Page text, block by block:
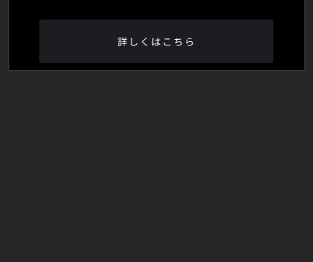
詳しくはこちら